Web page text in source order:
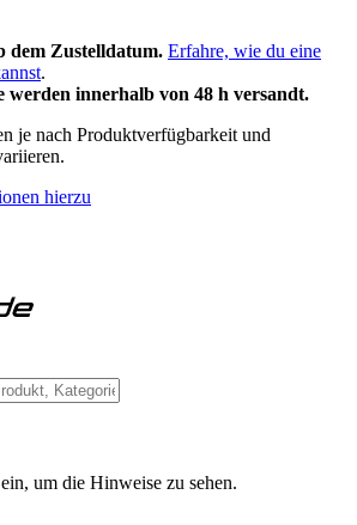
dem Zustelldatum. Erfahre, wie du eine
.
werden innerhalb von 48 h versandt.
je nach Produktverfügbarkeit und
hierzu
um die Hinweise zu sehen.